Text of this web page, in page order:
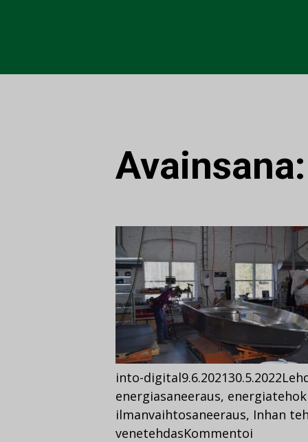
into-digital9.6.202130.5.2022
energiasaneeraus,
ilmanvaihtosaneeraus, Inhan
venetehdasKommentoi